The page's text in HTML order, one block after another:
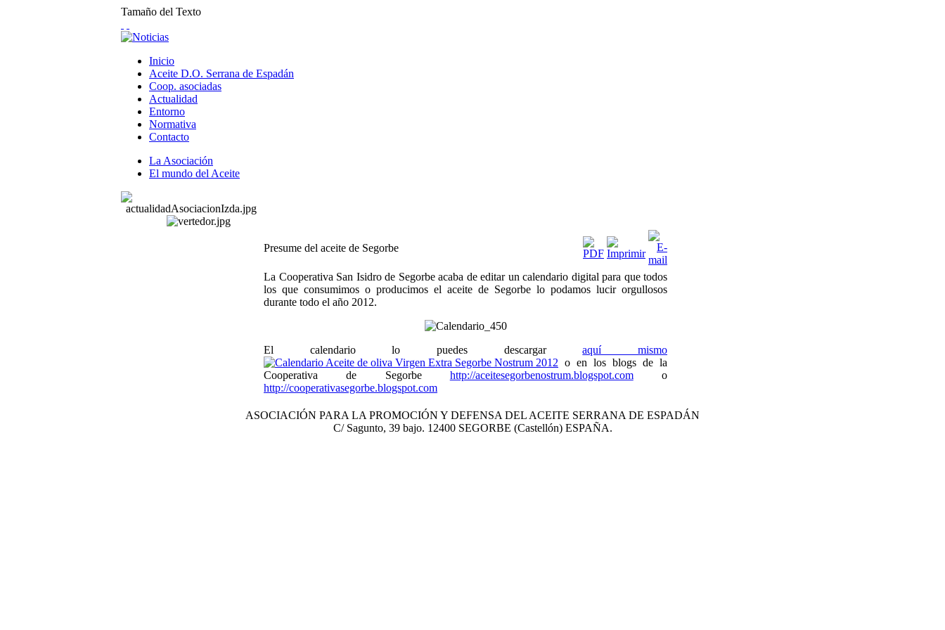
Tamaño del Texto
Inicio
Aceite D.O. Serrana de Espadán
Coop. asociadas
Actualidad
Entorno
Normativa
Contacto
La Asociación
El mundo del Aceite
Presume del aceite de Segorbe
La Cooperativa San Isidro de Segorbe acaba de editar un calendario digital para que todos
los que consumimos o producimos el aceite de Segorbe lo podamos lucir orgullosos
durante todo el año 2012.
El calendario lo puedes descargaraquí mismo
o en los blogs de la
Cooperativa de Segorbe http://aceitesegorbenostrum.blogspot.como
http://cooperativasegorbe.blogspot.com
ASOCIACIÓN PARA LA PROMOCIÓN Y DEFENSA DEL ACEITE SERRANA DE ESPADÁN
C/ Sagunto, 39 bajo. 12400 SEGORBE (Castellón) ESPAÑA.